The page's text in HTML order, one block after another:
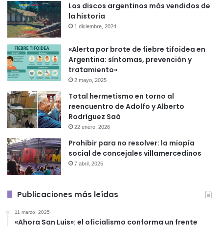
Los discos argentinos más vendidos de
la historia
1 diciembre, 2024
«Alerta por brote de fiebre tifoidea en
Argentina: síntomas, prevención y
tratamiento»
2 mayo, 2025
Total hermetismo en torno al
reencuentro de Adolfo y Alberto
Rodríguez Saá
22 enero, 2026
Prohibir para no resolver: la miopía
social de concejales villamercedinos
7 abril, 2025
Publicaciones más leídas
11 marzo, 2025
«Ahora San Luis»: el oficialismo conforma un frente